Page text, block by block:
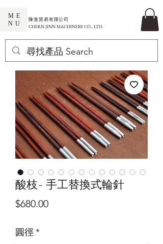
ME
NU
​陳進貿易有限公司
CHERN JINN MACHINERY CO., LTD.
酸枝- 手工替換式輪針
$680.00價
圓徑 *